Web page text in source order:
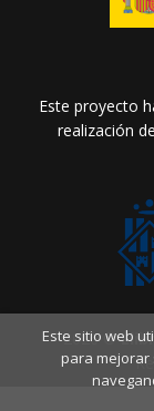
Este proyecto
realización
2026 ©
Este sitio web
para mejorar